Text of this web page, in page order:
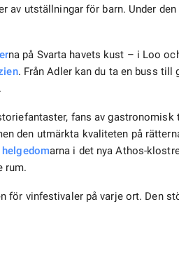
av utställningar för barn. Under
na på Svarta havets kust – i Loo
. Från Adler kan du ta en buss till
fans av
den utmärkta kvaliteten på
helgedomarna i det nya Athos-
rum.
för vinfestivaler på varje ort. Den